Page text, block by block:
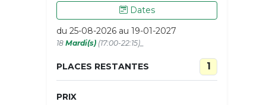
Dates
du 25-08-2026 au 19-01-2027
18 Mardi(s) (17:00-22:15)_
PLACES RESTANTES 1
PRIX